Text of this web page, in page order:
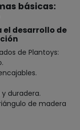
básicas:
el desarrollo de
de Plantoys:
duradera.
de madera